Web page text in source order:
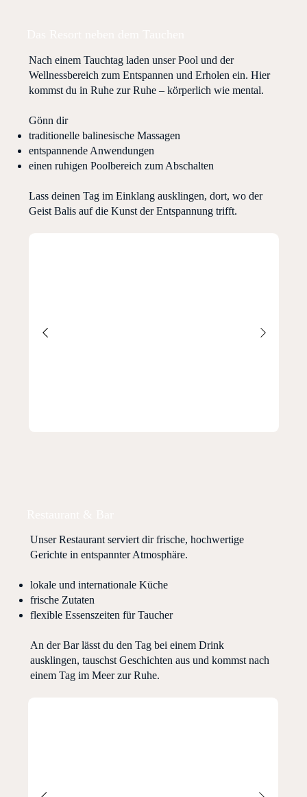
Nach einem Tauchtag laden unser Pool und der
Wellnessbereich zum Entspannen und Erholen ein. Hier
kommst du in Ruhe zur Ruhe – körperlich wie mental.
Gönn dir
traditionelle balinesische Massagen
entspannende Anwendungen
einen ruhigen Poolbereich zum Abschalten
Lass deinen Tag im Einklang ausklingen, dort, wo der
Geist Balis auf die Kunst der Entspannung trifft.​
Unser Restaurant serviert dir frische, hochwertige
Gerichte in entspannter Atmosphäre.
lokale und internationale Küche
frische Zutaten
flexible Essenszeiten für Taucher
An der Bar lässt du den Tag bei einem Drink
ausklingen, tauschst Geschichten aus und kommst nach
einem Tag im Meer zur Ruhe.